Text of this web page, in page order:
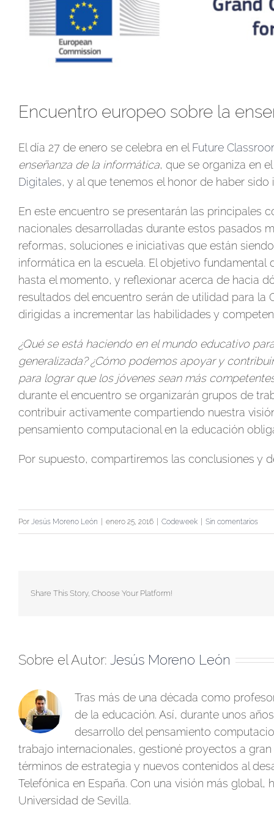
grande
Encuentro europeo sobre la
El día 27 de enero se celebra en el Future
enseñanza de la informática, que se organiza en
Digitales, y al que tenemos el honor de haber sido
En este encuentro se presentarán las principales
nacionales desarrolladas durante estos pasados
reformas, soluciones e iniciativas que están
informática en la escuela. El objetivo
hasta el momento, y reflexionar acerca de hacia
resultados del encuentro serán de utilidad para la
dirigidas a incrementar las habilidades y
¿Qué se está haciendo en el mundo educativo
generalizada? ¿Cómo podemos apoyar y
para lograr que los jóvenes sean más
durante el encuentro se organizarán grupos de
contribuir activamente compartiendo nuestra
pensamiento computacional en la educación
Por supuesto, compartiremos las conclusiones y
Por Jesús Moreno León enero 25, 2016 Codeweek Sin comentarios
Share This Story, Choose Your Platform!
Sobre el Autor: Jesús Moreno León
Tras más de una década como
de la educación. Así, durante unos
desarrollo del pensamiento
trabajo internacionales, gestioné proyectos a
términos de estrategia y nuevos contenidos al
Telefónica en España. Con una visión más
Universidad de Sevilla.